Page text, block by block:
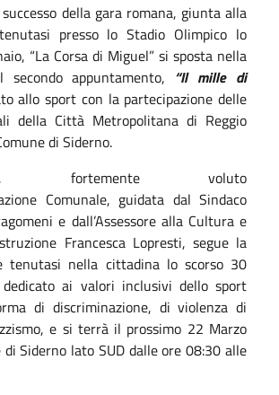
della gara romana, giunta alla
presso lo Stadio Olimpico lo
“La Corsa di Miguel” si sposta nella
appuntamento, “Il mille di
allo sport con la partecipazione delle
della Città Metropolitana di Reggio
di Siderno.
fortemente voluto
Comunale, guidata dal Sindaco
e dall’Assessore alla Cultura e
Francesca Lopresti, segue la
tenutasi nella cittadina lo scorso 30
dedicato ai valori inclusivi dello sport
di discriminazione, di violenza di
e si terrà il prossimo 22 Marzo
Siderno lato SUD dalle ore 08:30 alle